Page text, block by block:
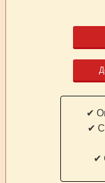
✔
✔
✔